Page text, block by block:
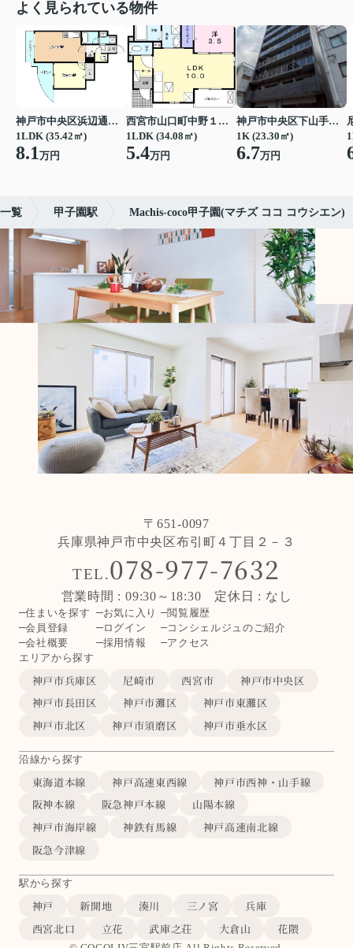
よく見られている物件
神戸市中央区浜辺通３丁目
1LDK (35.42㎡)
8.1万円
西宮市山口町中野１丁目
1LDK (34.08㎡)
5.4万円
神戸市中央区下山手通７丁目
1K (23.30㎡)
6.7万円
覧 甲子園駅 Machis-coco甲子園(マチズ ココ コウシエン)
〒651-0097
兵庫県神戸市中央区布引町４丁目２－３
TEL.078-977-7632
営業時間 : 09:30～18:30 定休日 : なし
住まいを探す お気に入り
閲覧履歴
会員登録
ログイン
コンシェルジュのご紹介
会社概要
採用情報
アクセス
エリアから探す
神戸市兵庫区 尼崎市 西宮市
神戸市中央区
神戸市長田区
神戸市灘区
神戸市東灘区
神戸市北区
神戸市須磨区 神戸市垂水区
沿線から探す
東海道本線 神戸高速東西線
神戸市西神・山手線
阪神本線
阪急神戸本線
山陽本線
神戸市海岸線
神鉄有馬線
神戸高速南北線
阪急今津線
駅から探す
神戸 新開地 湊川 三ノ宮
兵庫
西宮北口
立花 武庫之荘 大倉山 花隈